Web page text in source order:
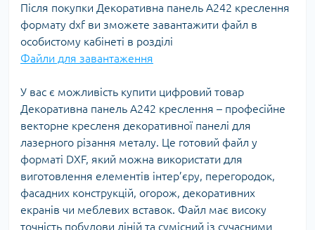
Після покупки Декоративна панель A242 креслення
формату dxf ви зможете завантажити файл в
особистому кабінеті в розділі
Файли для завантаження
У вас є можливість купити цифровий товар
Декоративна панель A242 креслення – професійне
векторне кресленя декоративної панелі для
лазерного різання металу. Це готовий файл у
форматі DXF, який можна використати для
виготовлення елементів інтер’єру, перегородок,
фасадних конструкцій, огорож, декоративних
екранів чи меблевих вставок. Файл має високу
точність побудови ліній та сумісний із сучасними